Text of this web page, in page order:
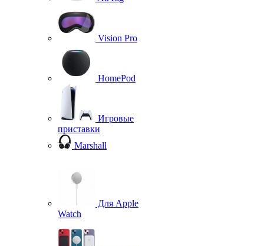
Vision Pro
HomePod
Игровые
приставки
Marshall
Для Apple
Watch